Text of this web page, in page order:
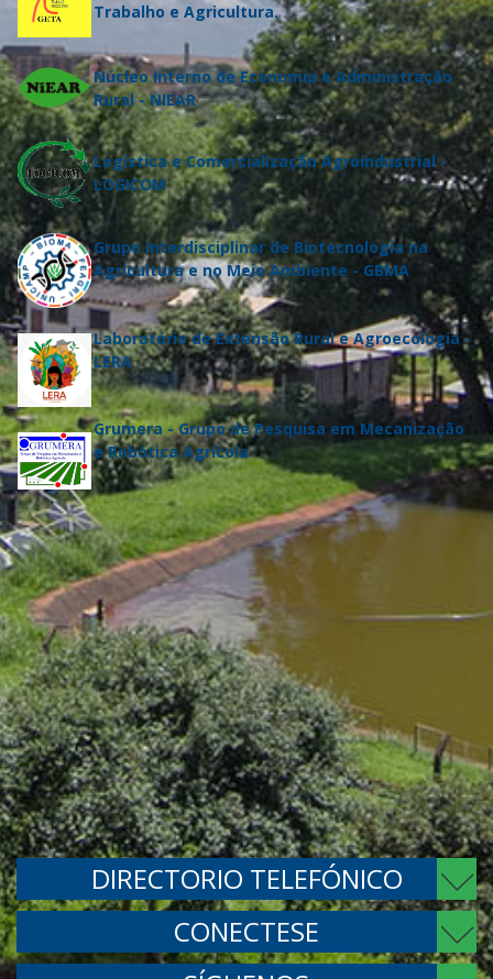
Trabalho e Agricultura.
Núcleo Interno de Economia e Administração
Rural - NIEAR
Logística e Comercialização Agroindustrial -
LOGICOM
Grupo Interdisciplinar de Biotecnologia na
Agricultura e no Meio Ambiente - GBMA
Laboratório de Extensão Rural e Agroecologia -
LERA
Grumera - Grupo de Pesquisa em Mecanização
e Robótica Agrícola
DIRECTORIO TELEFÓNICO
CONECTESE